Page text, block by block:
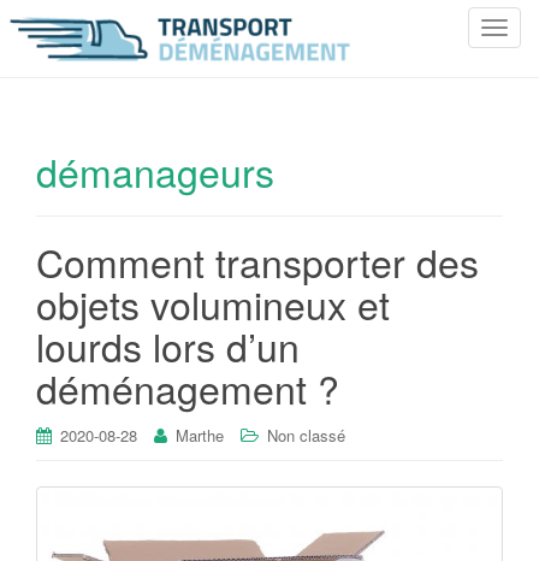
T
démanageurs
Comment transporter des
objets volumineux et
lourds lors d’un
déménagement ?
2020-08-28 Marthe Non classé